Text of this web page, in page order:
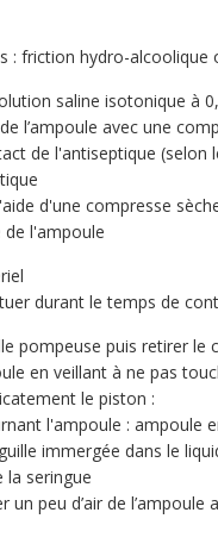
: friction hydro-alcoolique
saline isotonique
l’ampoule avec une
de l'antiseptique
d'une compresse
de l'ampoule
durant le temps de
pompeuse puis retirer le
en veillant à ne pas
le piston :
l'ampoule : ampoule
immergée dans le
la seringue
peu d’air de l’ampoule